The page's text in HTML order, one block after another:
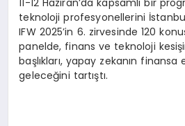
11-12 Haziran’da kapsamlı bir
teknoloji profesyonellerini
IFW 2025’in 6. zirvesinde 120
panelde, finans ve teknoloji
başlıkları, yapay zekanın
geleceğini tartıştı.